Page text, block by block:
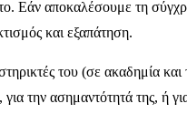
Εάν αποκαλέσουμε τη
και εξαπάτηση.
του (σε ακαδημία
για την ασημαντότητά της,